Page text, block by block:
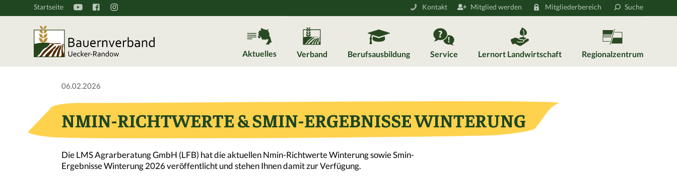
Startseite Kontakt Mitglied werden Mitgliederbereich Suche
Aktuelles Verband Berufsausbildung Service Lernort Landwirtschaft Regionalzentrum
06.02.2026
NMIN-RICHTWERTE & SMIN-ERGEBNISSE WINTERUNG
Die LMS Agrarberatung GmbH (LFB) hat die aktuellen Nmin-Richtwerte Winterung sowie Smin-
Ergebnisse Winterung 2026 veröffentlicht und stehen Ihnen damit zur Verfügung.